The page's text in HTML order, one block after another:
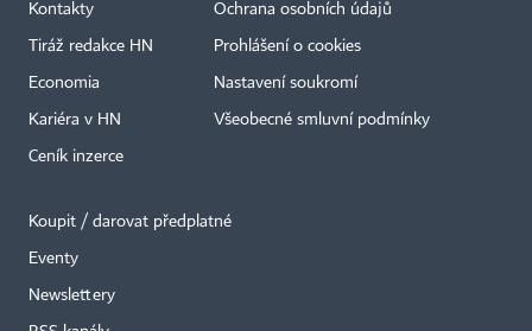
Kontakty
Tiráž redakce HN
Economia
Kariéra v HN
Ceník inzerce
Ochrana osobních údajů
Prohlášení o cookies
Nastavení soukromí
Všeobecné smluvní podmínky
Koupit / darovat předplatné
Eventy
Newslettery